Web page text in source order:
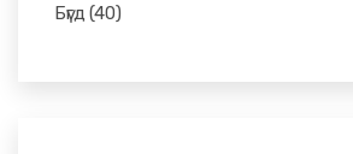
Бүгд (40)